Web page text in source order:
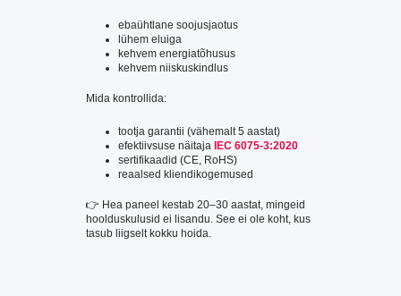
ebaühtlane soojusjaotus
lühem eluiga
kehvem energiatõhusus
kehvem niiskuskindlus
Mida kontrollida:
tootja garantii (vähemalt 5 aastat)
efektiivsuse näitaja IEC 6075-3:2020
sertifikaadid (CE, RoHS)
reaalsed kliendikogemused
👉 Hea paneel kestab 20–30 aastat, mingeid
hoolduskulusid ei lisandu. See ei ole koht, kus
tasub liigselt kokku hoida.